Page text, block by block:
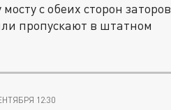
с обеих сторон заторов
пропускают в штатном
12:30